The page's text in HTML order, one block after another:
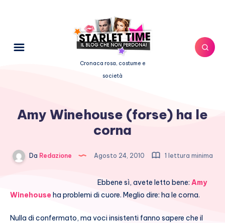
Cronaca rosa, costume e
società
Amy Winehouse (forse) ha le
corna
Da Redazione Agosto 24, 2010 1 lettura minima
Ebbene sì, avete letto bene: Amy
Winehouse ha problemi di cuore. Meglio dire: ha le corna.
Nulla di confermato, ma voci insistenti fanno sapere che il